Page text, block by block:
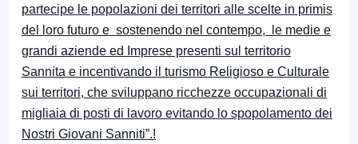
partecipe le popolazioni dei territori alle scelte in primis
del loro futuro e sostenendo nel contempo, le medie e
grandi aziende ed Imprese presenti sul territorio
Sannita e incentivando il turismo Religioso e Culturale
sui territori, che sviluppano ricchezze occupazionali di
migliaia di posti di lavoro evitando lo spopolamento dei
Nostri Giovani Sanniti”.!